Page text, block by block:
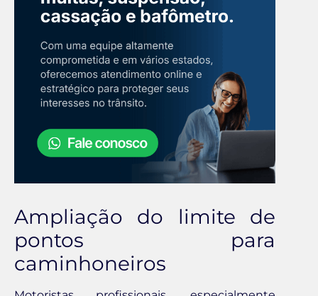
Ampliação do limite de
pontos para
caminhoneiros